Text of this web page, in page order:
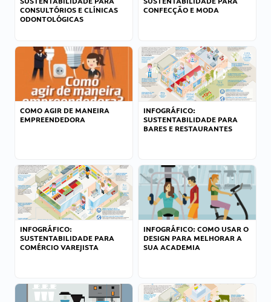
CONSULTÓRIOS E CLÍNICAS
ODONTOLÓGICAS
CONFECÇÃO E MODA
COMO AGIR DE MANEIRA
EMPREENDEDORA
INFOGRÁFICO:
SUSTENTABILIDADE PARA
BARES E RESTAURANTES
INFOGRÁFICO:
SUSTENTABILIDADE PARA
COMÉRCIO VAREJISTA
INFOGRÁFICO: COMO USAR O
DESIGN PARA MELHORAR A
SUA ACADEMIA